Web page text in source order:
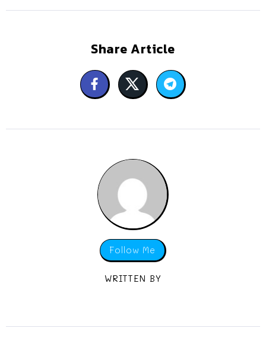
Share Article
Follow Me
WRITTEN BY